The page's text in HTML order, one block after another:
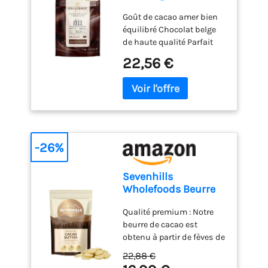
arôme naturel de vanille
<1% Allergène: Lait, soja,
cacao, vanilline
Goût de cacao amer bien
équilibré Chocolat belge
de haute qualité Parfait
chocolat, les gâteaux et les
desserts Convient pour
une large utilisation du
sont conçus pour une
fusion propre et facile
22,56 €
Sevenhills
Wholefoods Beurre
Qualité premium : Notre
beurre de cacao est
obtenu à partir de fèves de
d’Amérique du Sud,
22,88 €
-26%